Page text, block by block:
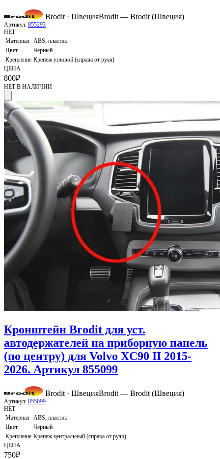
Brodit · ШвецияBrodit — Brodit (Швеция)
Артикул: 855293
НЕТ
Материал ABS, пластик
Цвет
Черный
Крепление Крепеж угловой (справа от руля)
ЦЕНА
800₽
НЕТ В НАЛИЧИИ
Кронштейн Brodit для уст.
автодержателей на приборную панель
(по центру) для Volvo XC90 II 2015-
2026. Артикул 855099
Brodit · ШвецияBrodit — Brodit (Швеция)
Артикул: 855099
НЕТ
Материал ABS, пластик
Цвет
Черный
Крепление Крепеж центральный (справа от руля)
ЦЕНА
750₽